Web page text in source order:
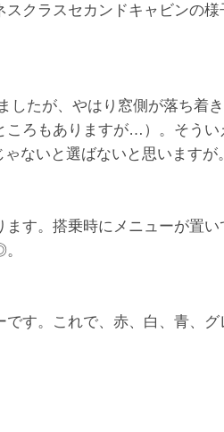
クラスセカンドキャビンの様
したが、やはり窓側が落ち着
ころもありますが…）。そうい
ないと選ばないと思いますが。
す。搭乗時にメニューが置い
す。これで、赤、白、青、グ